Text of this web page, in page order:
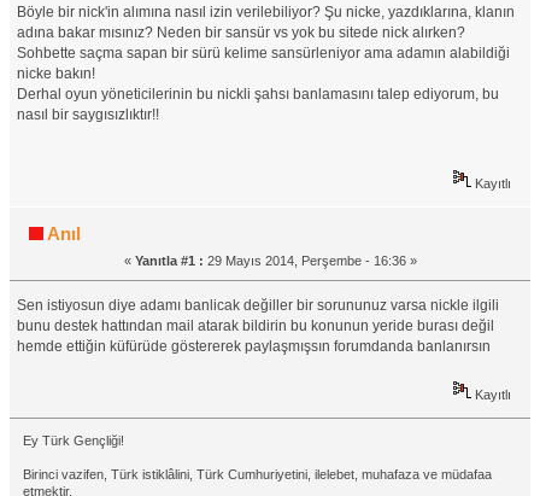
Böyle bir nick'in alımına nasıl izin verilebiliyor? Şu nicke, yazdıklarına, klanın
adına bakar mısınız? Neden bir sansür vs yok bu sitede nick alırken?
Sohbette saçma sapan bir sürü kelime sansürleniyor ama adamın alabildiği
nicke bakın!
Derhal oyun yöneticilerinin bu nickli şahsı banlamasını talep ediyorum, bu
nasıl bir saygısızlıktır!!
Kayıtlı
Anıl
« Yanıtla #1 : 29 Mayıs 2014, Perşembe - 16:36 »
Sen istiyosun diye adamı banlicak değiller bir sorununuz varsa nickle ilgili
bunu destek hattından mail atarak bildirin bu konunun yeride burası değil
hemde ettiğin küfürüde göstererek paylaşmışsın forumdanda banlanırsın
Kayıtlı
Ey Türk Gençliği!
Birinci vazifen, Türk istiklâlini, Türk Cumhuriyetini, ilelebet, muhafaza ve müdafaa
etmektir.